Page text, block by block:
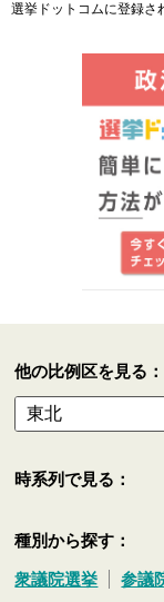
選挙ドットコムに登録さ
他の比例区を見る：
時系列で見る：
種別から探す：
衆議院選挙 参議